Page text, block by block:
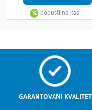
GARANTOVANI KVALITET